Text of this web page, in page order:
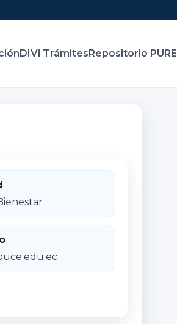
DIVi Trámites Repositorio PURE